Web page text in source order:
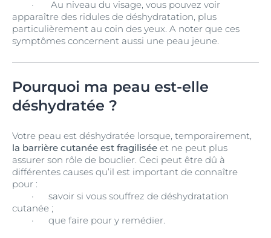
·
Au niveau du visage, vous pouvez voir
apparaître des ridules de déshydratation, plus
particulièrement au coin des yeux. A noter que ces
symptômes concernent aussi une peau jeune.
Pourquoi ma peau est-elle
déshydratée ?
Votre peau est déshydratée lorsque, temporairement,
la barrière cutanée est fragilisée et ne peut plus
assurer son rôle de bouclier. Ceci peut être dû à
différentes causes qu’il est important de connaître
pour :
· savoir si vous souffrez de déshydratation
cutanée ;
· que faire pour y remédier.